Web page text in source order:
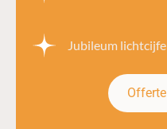
Jubileum